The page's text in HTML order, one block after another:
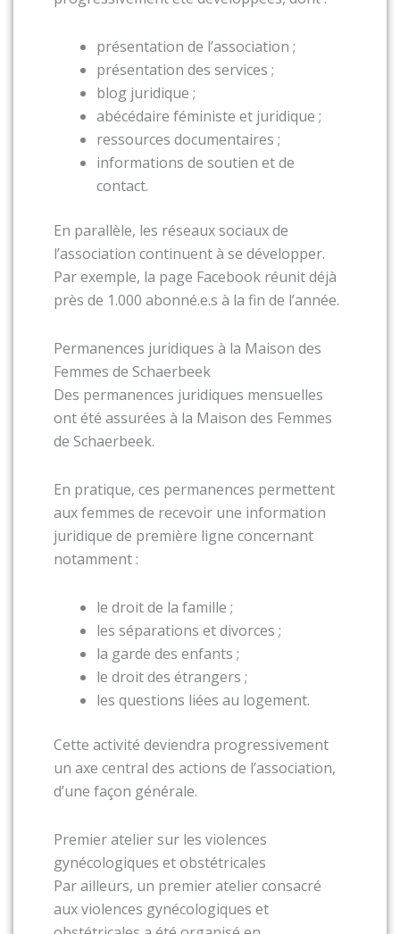
présentation de l’association ;
présentation des services ;
blog juridique ;
abécédaire féministe et juridique ;
ressources documentaires ;
informations de soutien et de
contact.
En parallèle, les réseaux sociaux de
l’association continuent à se développer.
Par exemple, la page Facebook réunit déjà
près de 1.000 abonné.e.s à la fin de l’année.
Permanences juridiques à la Maison des
Femmes de Schaerbeek
Des permanences juridiques mensuelles
ont été assurées à la Maison des Femmes
de Schaerbeek.
En pratique, ces permanences permettent
aux femmes de recevoir une information
juridique de première ligne concernant
notamment :
le droit de la famille ;
les séparations et divorces ;
la garde des enfants ;
le droit des étrangers ;
les questions liées au logement.
Cette activité deviendra progressivement
un axe central des actions de l’association,
d’une façon générale.
Premier atelier sur les violences
gynécologiques et obstétricales
Par ailleurs, un premier atelier consacré
aux violences gynécologiques et